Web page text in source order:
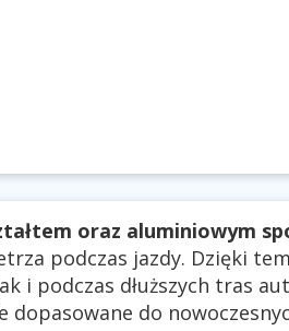
oraz aluminiowym
podczas jazdy. Dzięki
i podczas dłuższych tras
do